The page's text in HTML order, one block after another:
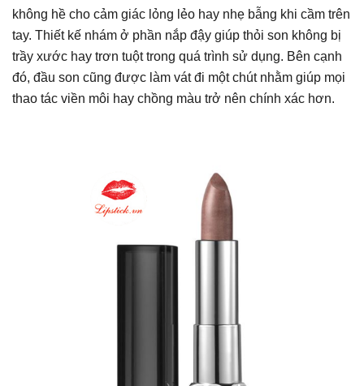
không hề cho cảm giác lỏng lẻo hay nhẹ bẫng khi cầm trên
tay. Thiết kế nhám ở phần nắp đậy giúp thỏi son không bị
trầy xước hay trơn tuột trong quá trình sử dụng. Bên cạnh
đó, đầu son cũng được làm vát đi một chút nhằm giúp mọi
thao tác viền môi hay chồng màu trở nên chính xác hơn.